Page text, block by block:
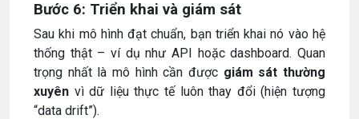
Bước 6: Triển khai và giám sát
Sau khi mô hình đạt chuẩn, bạn triển khai nó vào hệ
thống thật – ví dụ như API hoặc dashboard. Quan
trọng nhất là mô hình cần được giám sát thường
xuyên vì dữ liệu thực tế luôn thay đổi (hiện tượng
“data drift”).